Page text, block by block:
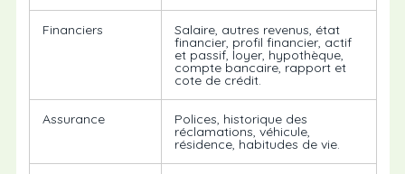
Financiers Salaire, autres revenus, état
financier, profil financier, actif
et passif, loyer, hypothèque,
compte bancaire, rapport et
cote de crédit.
Assurance Polices, historique des
réclamations, véhicule,
résidence, habitudes de vie.